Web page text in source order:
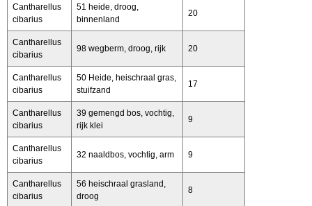
Cantharellus
cibarius
51 heide, droog,
binnenland
20
Cantharellus
cibarius
98 wegberm, droog, rijk 20
Cantharellus
cibarius
50 Heide, heischraal gras,
stuifzand
17
Cantharellus
cibarius
39 gemengd bos, vochtig,
rijk klei
9
Cantharellus
cibarius
32 naaldbos, vochtig, arm 9
Cantharellus
cibarius
56 heischraal grasland,
droog
8